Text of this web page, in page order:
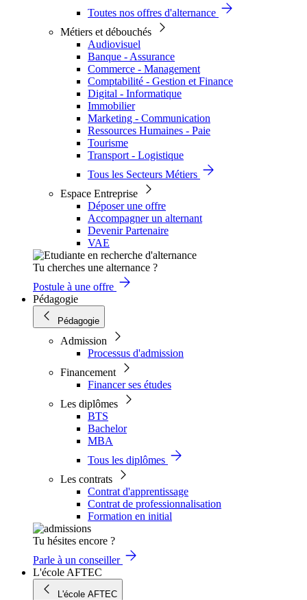
Toutes nos offres d'alternance
Métiers et débouchés
Audiovisuel
Banque - Assurance
Commerce - Management
Comptabilité - Gestion et Finance
Digital - Informatique
Immobilier
Marketing - Communication
Ressources Humaines - Paie
Tourisme
Transport - Logistique
Tous les Secteurs Métiers
Espace Entreprise
Déposer une offre
Accompagner un alternant
Devenir Partenaire
VAE
Tu cherches une alternance ?
Postule à une offre
Pédagogie
Pédagogie
Admission
Processus d'admission
Financement
Financer ses études
Les diplômes
BTS
Bachelor
MBA
Tous les diplômes
Les contrats
Contrat d'apprentissage
Contrat de professionnalisation
Formation en initial
Tu hésites encore ?
Parle à un conseiller
L'école AFTEC
L'école AFTEC